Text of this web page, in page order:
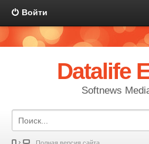
Войти
Datalife
Softnews